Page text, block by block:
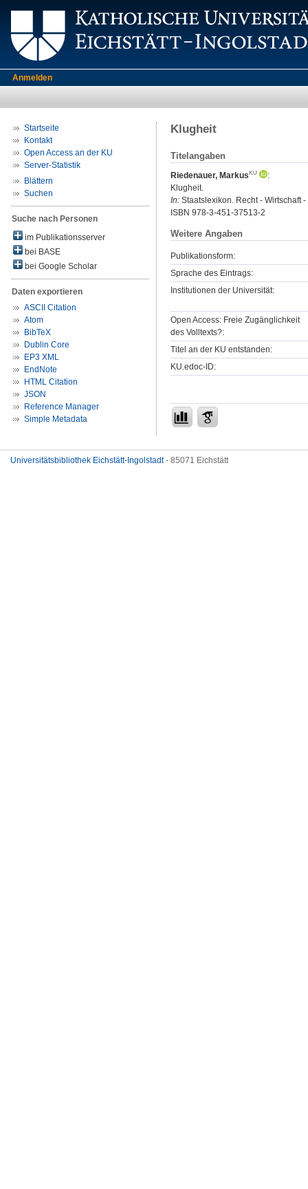
Anmelden
Startseite
Kontakt
Open Access an der KU
Server-Statistik
Blättern
Suchen
Suche nach Personen
im Publikationsserver
bei BASE
bei Google Scholar
Daten exportieren
ASCII Citation
Atom
BibTeX
Dublin Core
EP3 XML
EndNote
HTML Citation
JSON
Reference Manager
Simple Metadata
Klugheit
Titelangaben
Riedenauer, Markus
:
Klugheit.
In: Staatslexikon. Recht - Wirtschaft
ISBN 978-3-451-37513-2
Weitere Angaben
Publikationsform:
Sprache des Eintrags:
Institutionen der Universität:
Open Access: Freie Zugänglichkeit
des Volltexts?:
Titel an der KU entstanden:
KU.edoc-ID:
Universitätsbibliothek Eichstätt-Ingolstadt- 85071 Eichstätt